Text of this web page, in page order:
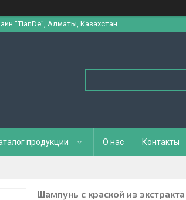
"TianDe", Алматы, Казахстан
продукции О нас Контакты
Шампунь с краской из